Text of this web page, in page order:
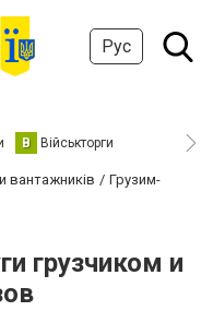
Рус
В Військторги
вантажників
Грузим-
грузчиком и